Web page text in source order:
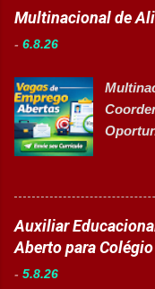
para
Além
contam
para
de
em
Multinacional de
- 6.8.26
e
SE
no
áreas
Auxiliar
Aberto para
- 5.8.26